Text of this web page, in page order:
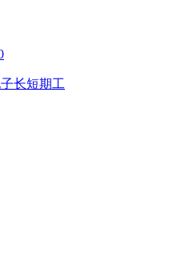
长短期工